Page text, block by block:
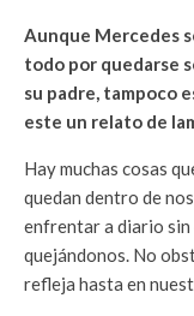
Aunque Mercedes
todo por quedarse
su padre, tampoco
este un relato de
Hay muchas cosas
quedan dentro de
enfrentar a diario sin
quejándonos. No
refleja hasta en